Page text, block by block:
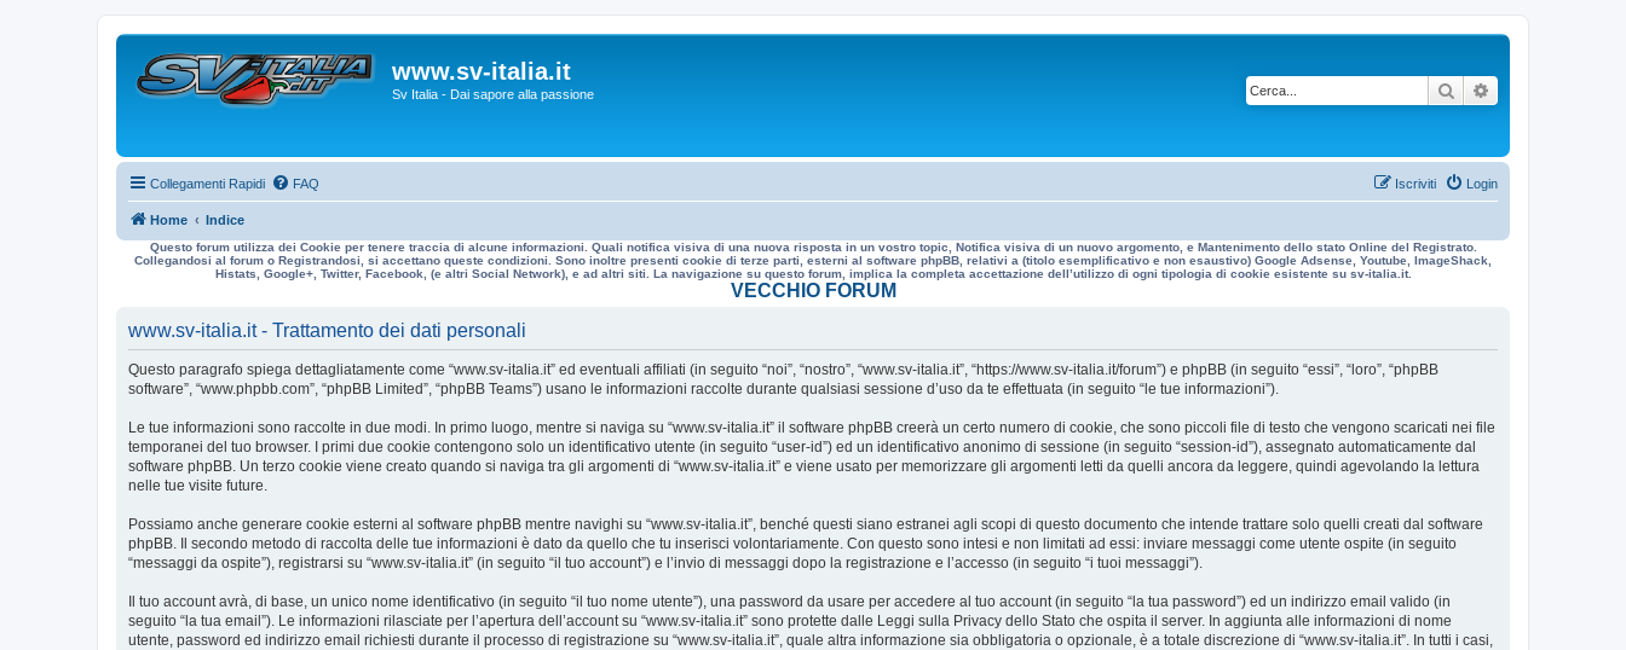
www.sv-italia.it
Sv Italia - Dai sapore alla passione Cerca
Collegamenti Rapidi FAQ Login
Iscriviti
Home Indice
Questo forum utilizza dei Cookie per tenere traccia di alcune informazioni. Quali notifica visiva di una nuova risposta in un vostro topic, Notifica visiva di un nuovo argomento, e Mantenimento dello stato Online del Registrato.
Collegandosi al forum o Registrandosi, si accettano queste condizioni. Sono inoltre presenti cookie di terze parti, esterni al software phpBB, relativi a (titolo esemplificativo e non esaustivo) Google Adsense, Youtube, ImageShack,
Histats, Google+, Twitter, Facebook, (e altri Social Network), e ad altri siti. La navigazione su questo forum, implica la completa accettazione dell’utilizzo di ogni tipologia di cookie esistente su sv-italia.it.
VECCHIO FORUM
www.sv-italia.it - Trattamento dei dati personali
Questo paragrafo spiega dettagliatamente come “www.sv-italia.it” ed eventuali affiliati (in seguito “noi”, “nostro”, “www.sv-italia.it”, “https://www.sv-italia.it/forum”) e phpBB (in seguito “essi”, “loro”, “phpBB
software”, “www.phpbb.com”, “phpBB Limited”, “phpBB Teams”) usano le informazioni raccolte durante qualsiasi sessione d’uso da te effettuata (in seguito “le tue informazioni”).
Le tue informazioni sono raccolte in due modi. In primo luogo, mentre si naviga su “www.sv-italia.it” il software phpBB creerà un certo numero di cookie, che sono piccoli file di testo che vengono scaricati nei file
temporanei del tuo browser. I primi due cookie contengono solo un identificativo utente (in seguito “user-id”) ed un identificativo anonimo di sessione (in seguito “session-id”), assegnato automaticamente dal
software phpBB. Un terzo cookie viene creato quando si naviga tra gli argomenti di “www.sv-italia.it” e viene usato per memorizzare gli argomenti letti da quelli ancora da leggere, quindi agevolando la lettura
nelle tue visite future.
Possiamo anche generare cookie esterni al software phpBB mentre navighi su “www.sv-italia.it”, benché questi siano estranei agli scopi di questo documento che intende trattare solo quelli creati dal software
phpBB. Il secondo metodo di raccolta delle tue informazioni è dato da quello che tu inserisci volontariamente. Con questo sono intesi e non limitati ad essi: inviare messaggi come utente ospite (in seguito
“messaggi da ospite”), registrarsi su “www.sv-italia.it” (in seguito “il tuo account”) e l’invio di messaggi dopo la registrazione e l’accesso (in seguito “i tuoi messaggi”).
Il tuo account avrà, di base, un unico nome identificativo (in seguito “il tuo nome utente”), una password da usare per accedere al tuo account (in seguito “la tua password”) ed un indirizzo email valido (in
seguito “la tua email”). Le informazioni rilasciate per l’apertura dell’account su “www.sv-italia.it” sono protette dalle Leggi sulla Privacy dello Stato che ospita il server. In aggiunta alle informazioni di nome
utente, password ed indirizzo email richiesti durante il processo di registrazione su “www.sv-italia.it”, quale altra informazione sia obbligatoria o opzionale, è a totale discrezione di “www.sv-italia.it”. In tutti i casi,